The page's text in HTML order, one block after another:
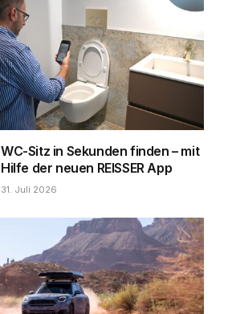
WC-Sitz in Sekunden finden – mit
Hilfe der neuen REISSER App
31. Juli 2026